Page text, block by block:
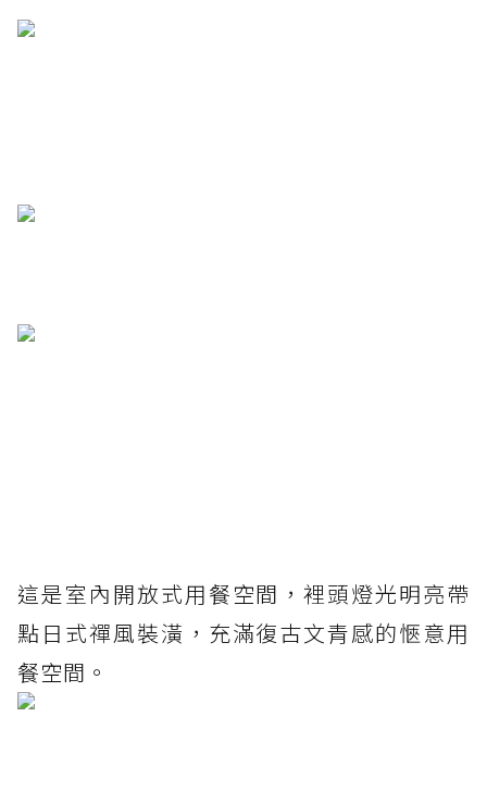
這是室內開放式用餐空間，裡頭燈光明亮帶
點日式禪風裝潢，充滿復古文青感的愜意用
餐空間。